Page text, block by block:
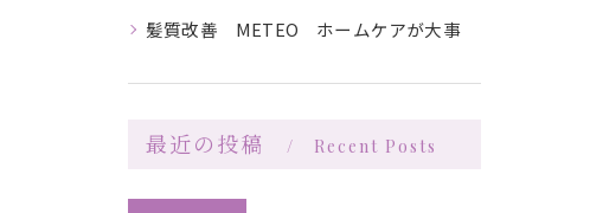
髪質改善 METEO ホームケアが大事
最近の投稿 Recent Posts